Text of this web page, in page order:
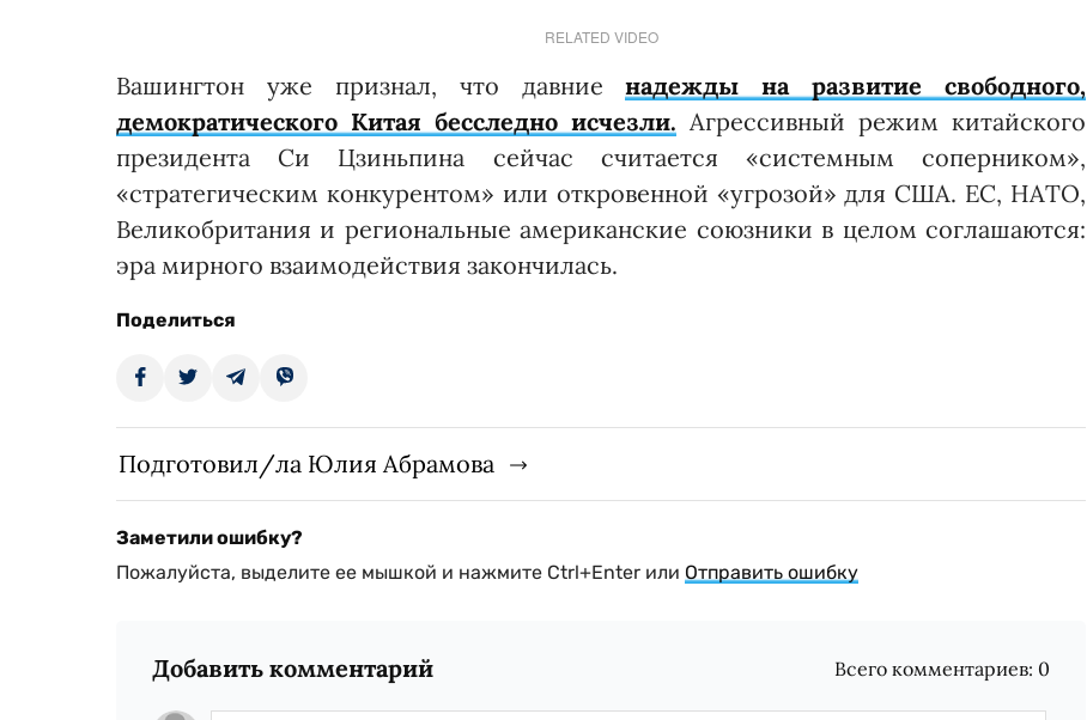
RELATED VIDEO
Вашингтон уже признал, что давниенадежды на развитие свободного,
демократического Китая бесследно исчезли. Агрессивный режим китайского
президента Си Цзиньпина сейчас считается «системным соперником»,
«стратегическим конкурентом» или откровенной «угрозой» для США. ЕС, НАТО,
Великобритания и региональные американские союзники в целом соглашаются:
эра мирного взаимодействия закончилась.
Поделиться
Подготовил/ла Юлия Абрамова
Заметили ошибку?
Пожалуйста, выделите ее мышкой и нажмите Ctrl+Enter или Отправить ошибку
Добавить комментарий Всего комментариев: 0